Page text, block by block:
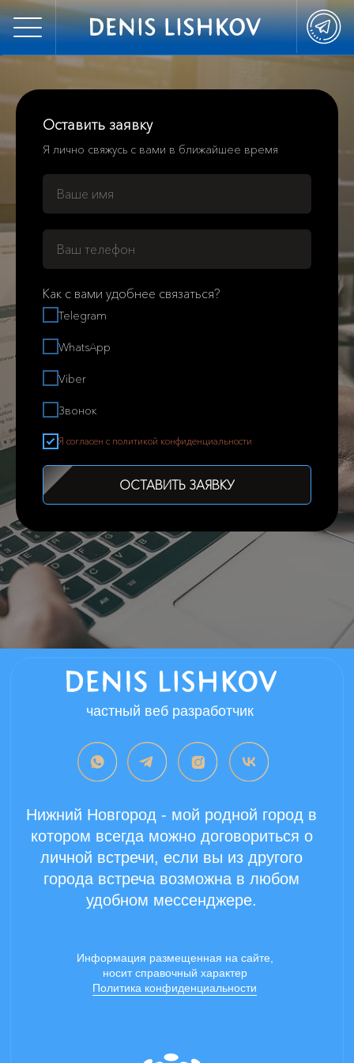
Оставить заявку
Я лично свяжусь с вами в ближайшее время
Как с вами удобнее связаться?
Telegram
WhatsApp
Viber
Звонок
Я согласен с политикой конфиденциальности
ОСТАВИТЬ ЗАЯВКУ
Нижний Новгород - мой родной город в
котором всегда можно договориться о
личной встречи, если вы из другого
города встреча возможна в любом
удобном мессенджере.
Copyright 2024 ©
Все права защищены.
Информация размещенная на сайте,
носит справочный характер
Политика конфиденциальности
частный веб разработчик